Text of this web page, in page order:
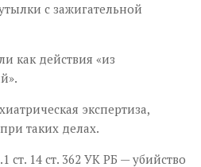
с зажигательной
как действия «из
экспертиза,
таких делах.
ст. 14 ст. 362 УК РБ — убийство